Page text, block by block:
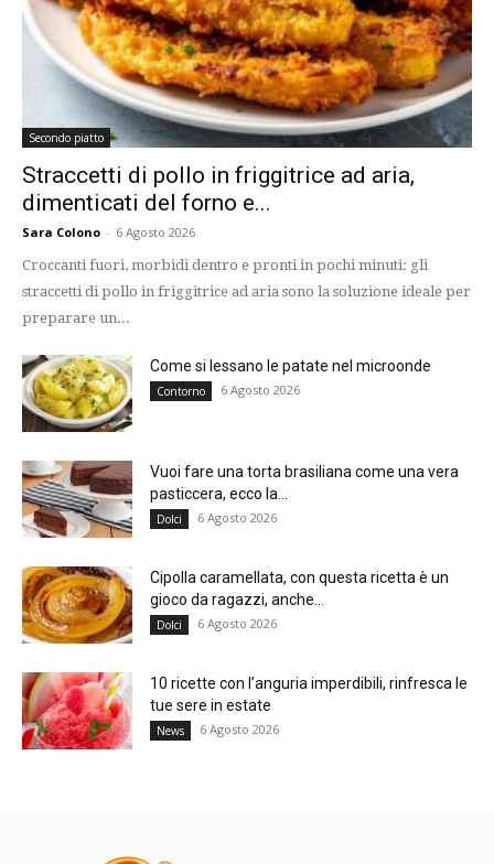
Secondo piatto
Straccetti di pollo in friggitrice ad aria,
dimenticati del forno e...
Sara Colono - 6 Agosto 2026
Croccanti fuori, morbidi dentro e pronti in pochi minuti: gli
straccetti di pollo in friggitrice ad aria sono la soluzione ideale per
preparare un...
Come si lessano le patate nel microonde
Contorno 6 Agosto 2026
Vuoi fare una torta brasiliana come una vera
pasticcera, ecco la...
Dolci 6 Agosto 2026
Cipolla caramellata, con questa ricetta è un
gioco da ragazzi, anche...
Dolci 6 Agosto 2026
10 ricette con l’anguria imperdibili, rinfresca le
tue sere in estate
News 6 Agosto 2026